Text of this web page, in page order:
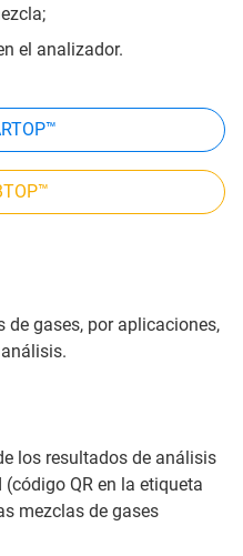
el analizador.
de gases, por aplicaciones,
los resultados de análisis
QR en la etiqueta
mezclas de gases